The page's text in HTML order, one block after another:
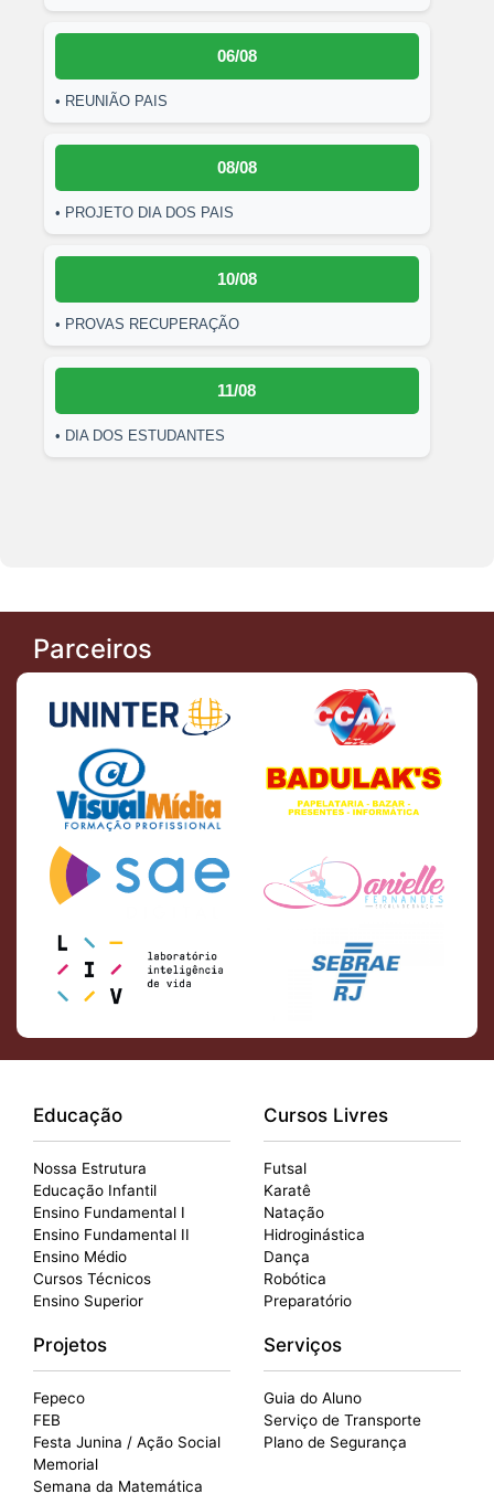
06/08
• REUNIÃO PAIS
08/08
• PROJETO DIA DOS PAIS
10/08
• PROVAS RECUPERAÇÃO
11/08
• DIA DOS ESTUDANTES
Parceiros
Educação
Nossa Estrutura
Educação Infantil
Ensino Fundamental I
Ensino Fundamental II
Ensino Médio
Cursos Técnicos
Ensino Superior
Cursos Livres
Futsal
Karatê
Natação
Hidroginástica
Dança
Robótica
Preparatório
Projetos
Fepeco
FEB
Festa Junina / Ação Social
Memorial
Semana da Matemática
Serviços
Guia do Aluno
Serviço de Transporte
Plano de Segurança